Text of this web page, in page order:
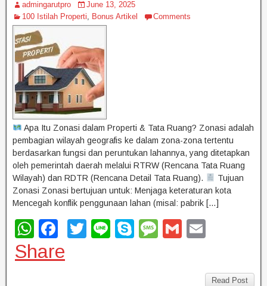
admingarutpro
June 13, 2025
100 Istilah Properti, Bonus Artikel Comments
Apa Itu Zonasi dalam Properti & Tata Ruang? Zonasi adalah
pembagian wilayah geografis ke dalam zona-zona tertentu
berdasarkan fungsi dan peruntukan lahannya, yang ditetapkan
oleh pemerintah daerah melalui RTRW (Rencana Tata Ruang
Wilayah) dan RDTR (Rencana Detail Tata Ruang).
Tujuan
Zonasi Zonasi bertujuan untuk: Menjaga keteraturan kota
Mencegah konflik penggunaan lahan (misal: pabrik […]
W
h
at
a
c
T
Li
S
M
G
Share
Read Post